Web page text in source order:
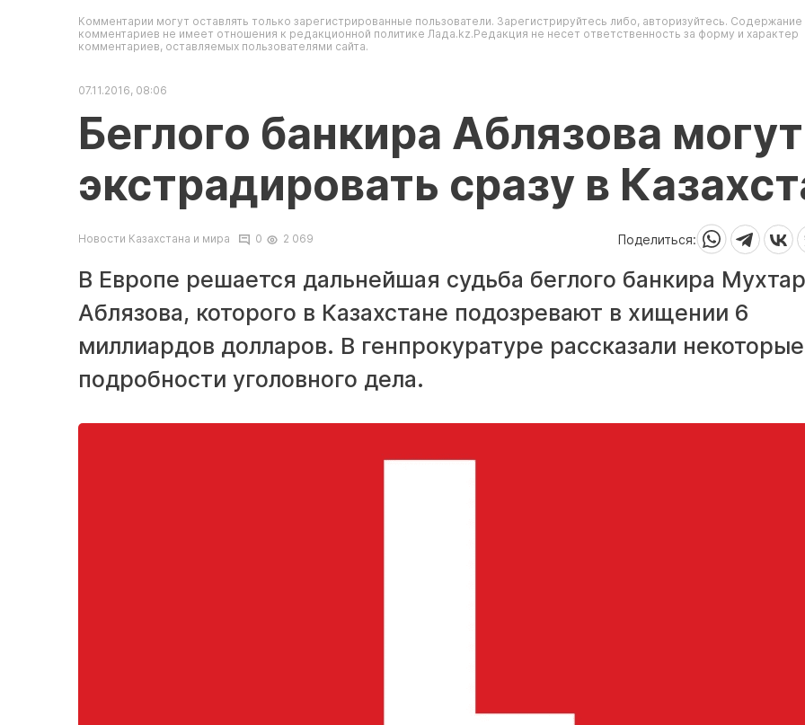
Комментарии могут оставлять только зарегистрированные пользователи. Зарегистрируйтесь либо, авторизуйтесь. Содержание
комментариев не имеет отношения к редакционной политике Лада.kz.Редакция не несет ответственность за форму и характер
комментариев, оставляемых пользователями сайта.
07.11.2016, 08:06
Беглого банкира Аблязова могут
экстрадировать сразу в
Новости Казахстана и мира 0 2 069 Поделиться:
В Европе решается дальнейшая судьба беглого банкира
Аблязова, которого в Казахстане подозревают в хищении 6
миллиардов долларов. В генпрокуратуре рассказали некоторые
подробности уголовного дела.